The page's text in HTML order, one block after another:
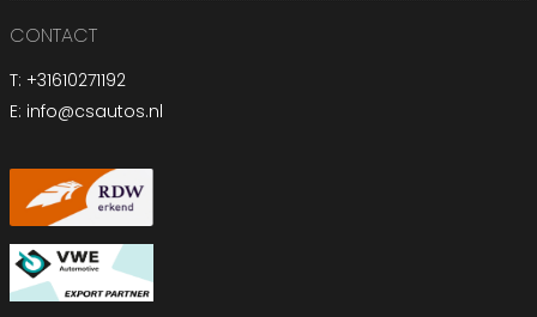
CONTACT
T: +31610271192
E: info@csautos.nl